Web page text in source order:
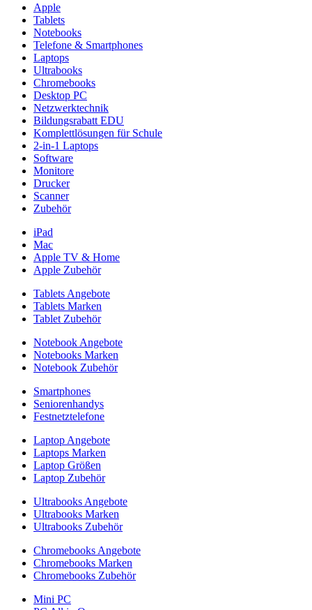
Apple
Tablets
Notebooks
Telefone & Smartphones
Laptops
Ultrabooks
Chromebooks
Desktop PC
Netzwerktechnik
Bildungsrabatt EDU
Komplettlösungen für Schule
2-in-1 Laptops
Software
Monitore
Drucker
Scanner
Zubehör
iPad
Mac
Apple TV & Home
Apple Zubehör
Tablets Angebote
Tablets Marken
Tablet Zubehör
Notebook Angebote
Notebooks Marken
Notebook Zubehör
Smartphones
Seniorenhandys
Festnetztelefone
Laptop Angebote
Laptops Marken
Laptop Größen
Laptop Zubehör
Ultrabooks Angebote
Ultrabooks Marken
Ultrabooks Zubehör
Chromebooks Angebote
Chromebooks Marken
Chromebooks Zubehör
Mini PC